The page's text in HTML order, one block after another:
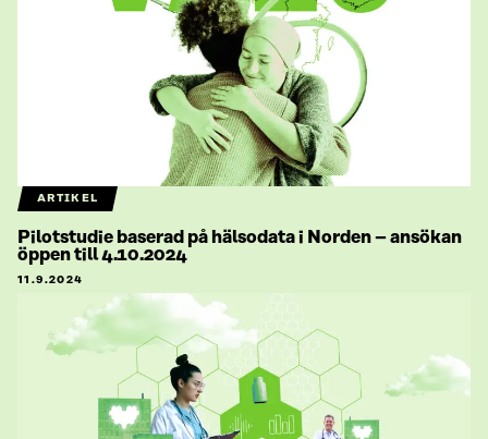
ARTIKEL
Pilotstudie baserad på hälsodata i Norden – ansökan
öppen till 4.10.2024
11.9.2024